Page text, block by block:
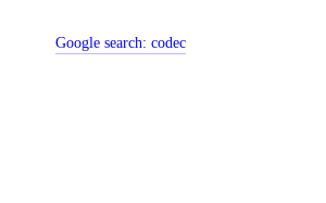
Google search:codec